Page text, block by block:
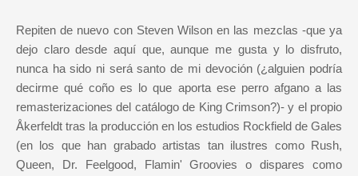
Repiten de nuevo con Steven Wilson en las mezclas -que ya
dejo claro desde aquí que, aunque me gusta y lo disfruto,
nunca ha sido ni será santo de mi devoción (¿alguien podría
decirme qué coño es lo que aporta ese perro afgano a las
remasterizaciones del catálogo de King Crimson?)- y el propio
Åkerfeldt tras la producción en los estudios Rockfield de Gales
(en los que han grabado artistas tan ilustres como Rush,
Queen, Dr. Feelgood, Flamin' Groovies o dispares como